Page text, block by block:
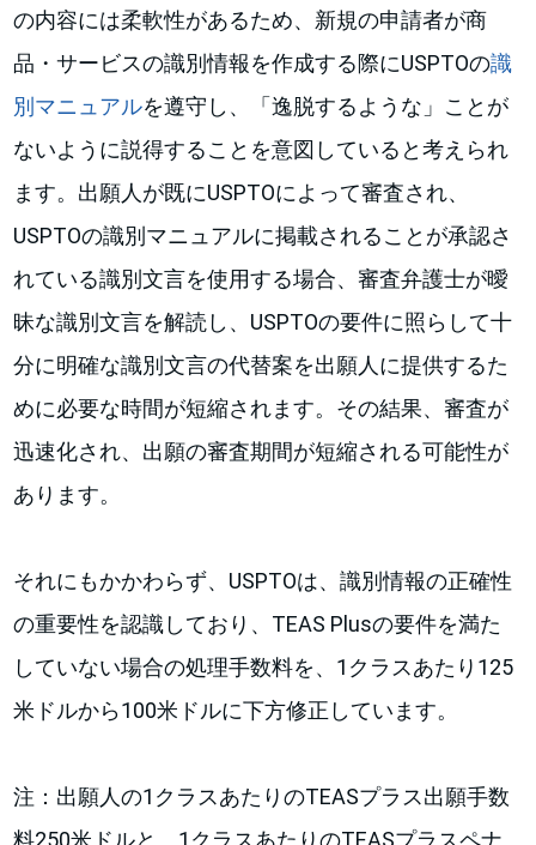
の内容には柔軟性があるため、新規の申請者が商
品・サービスの識別情報を作成する際にUSPTOの識
別マニュアルを遵守し、「逸脱するような」ことが
ないように説得することを意図していると考えられ
ます。出願人が既にUSPTOによって審査され、
USPTOの識別マニュアルに掲載されることが承認さ
れている識別文言を使用する場合、審査弁護士が曖
昧な識別文言を解読し、USPTOの要件に照らして十
分に明確な識別文言の代替案を出願人に提供するた
めに必要な時間が短縮されます。その結果、審査が
迅速化され、出願の審査期間が短縮される可能性が
あります。
それにもかかわらず、USPTOは、識別情報の正確性
の重要性を認識しており、TEAS Plusの要件を満た
していない場合の処理手数料を、1クラスあたり125
米ドルから100米ドルに下方修正しています。
注：出願人の1クラスあたりのTEASプラス出願手数
料250米ドルと、1クラスあたりのTEASプラスペナ